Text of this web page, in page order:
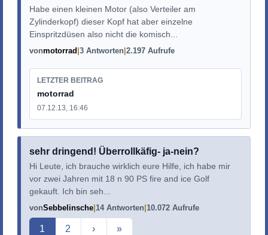
Habe einen kleinen Motor (also Verteiler am
Zylinderkopf) dieser Kopf hat aber einzelne
Einspritzdüsen also nicht die komisch...
vonmotorrad 3 Antworten 2.197 Aufrufe
LETZTER BEITRAG
motorrad
07.12.13, 16:46
sehr dringend! Überrollkäfig- ja-nein?
Hi Leute, ich brauche wirklich eure Hilfe, ich habe mir
vor zwei Jahren mit 18 n 90 PS fire and ice Golf
gekauft. Ich bin seh...
vonSebbelinsche 14 Antworten 10.072 Aufrufe
Aktuelle Seite
1 2 › »